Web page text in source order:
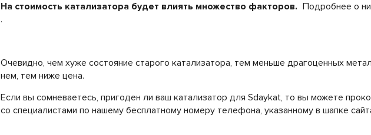
На стоимость катализатора будет влиять множество факторов. Подробнее о
.
Очевидно, чем хуже состояние старого катализатора, тем меньше драгоценных
нем, тем ниже цена.
Если вы сомневаетесь, пригоден ли ваш катализатор для Sdaykat, то вы можете
со специалистами по нашему бесплатному номеру телефона, указанному в шапке